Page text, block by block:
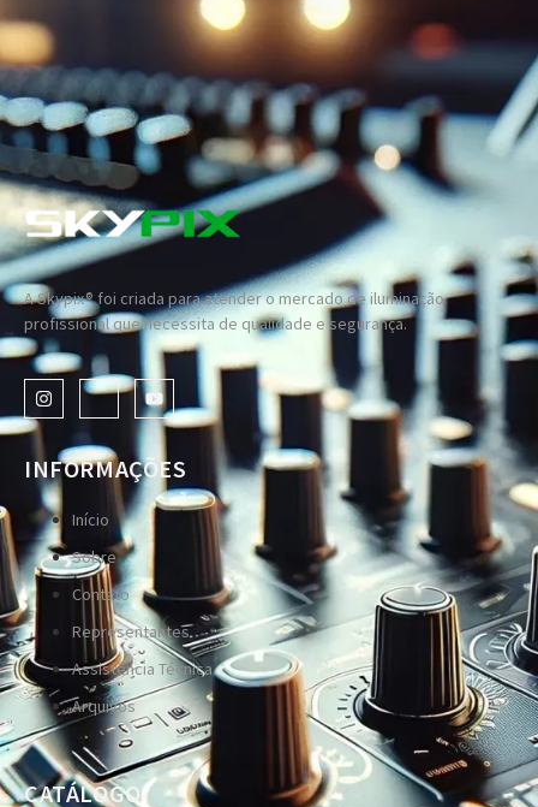
A Skypix® foi criada para atender o mercado de iluminação
profissional que necessita de qualidade e segurança.
INFORMAÇÕES
Início
Sobre
Contato
Representantes
Assistência Técnica
Arquivos
CATÁLOGO